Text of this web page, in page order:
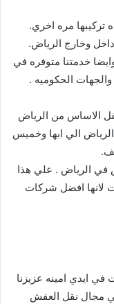
تركيبها مره اخري.
وخارج الرياض.
خدمتنا متوفره في
الحكوميه .
الاساس من الرياض
الي ابها وخميس
في الرياض . علي هذا
لانها افضل شركات
ايدي امينه عزيزنا
مجال نقل العفش